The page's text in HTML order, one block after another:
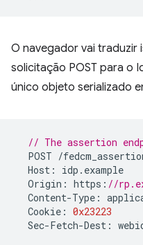
O navegador vai traduzir
solicitação POST para o
único objeto serializado
// The assertion
POST /
Host : idp . example
Origin : https : //
Content-Type :
Cookie : 0x23223
Sec-Fetch-Dest :